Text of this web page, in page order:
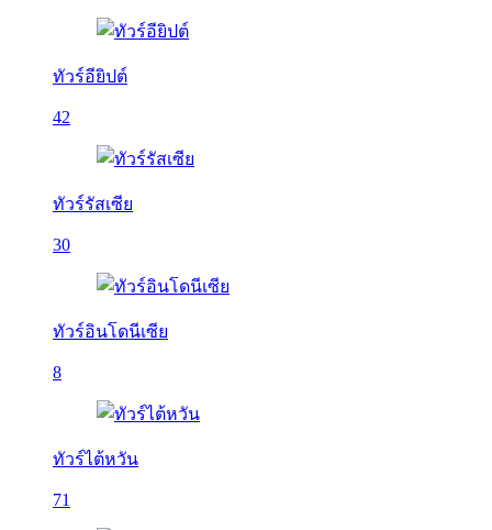
ทัวร์อียิปต์
42
ทัวร์รัสเซีย
30
ทัวร์อินโดนีเซีย
8
ทัวร์ไต้หวัน
71